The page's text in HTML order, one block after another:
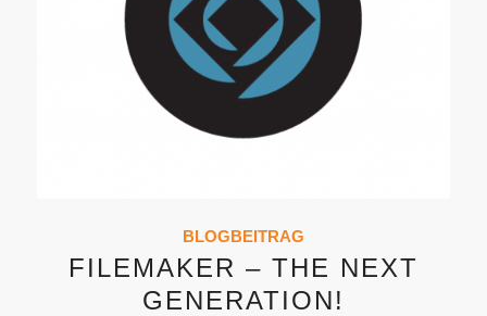
BLOGBEITRAG
FILEMAKER – THE NEXT
GENERATION!